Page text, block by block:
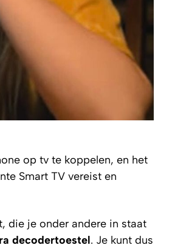
op tv te koppelen, en het
Smart TV vereist en
die je onder andere in staat
decodertoestel. Je kunt dus